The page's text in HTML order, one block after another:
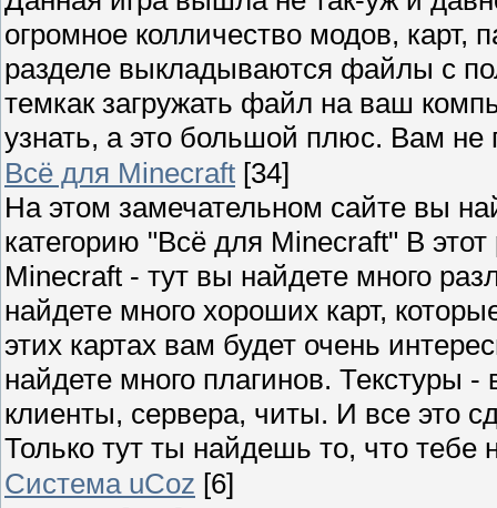
огромное колличество модов,
разделе выкладываются файлы с
темкак загружать файл на ваш
узнать, а это большой плюс. Вам
Всё для Minecraft [34]
На этом замечательном сайте вы
категорию "Всё для Minecraft" В
Minecraft - тут вы найдете много
найдете много хороших карт,
этих картах вам будет очень
найдете много плагинов. Текстуры -
клиенты, сервера, читы. И все это
Только тут ты найдешь то, что тебе
Система uCoz [6]